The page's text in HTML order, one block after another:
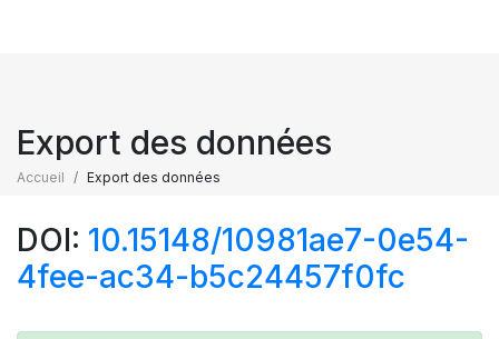
Export des données
Accueil Export des données
DOI: 10.15148/10981ae7-0e54-
4fee-ac34-b5c24457f0fc